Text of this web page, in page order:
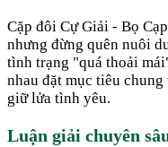
Cặp đôi Cự Giải - Bọ
nhưng đừng quên nuôi
tình trạng "quá thoải
nhau đặt mục tiêu
giữ lửa tình yêu.
Luận giải chuyên